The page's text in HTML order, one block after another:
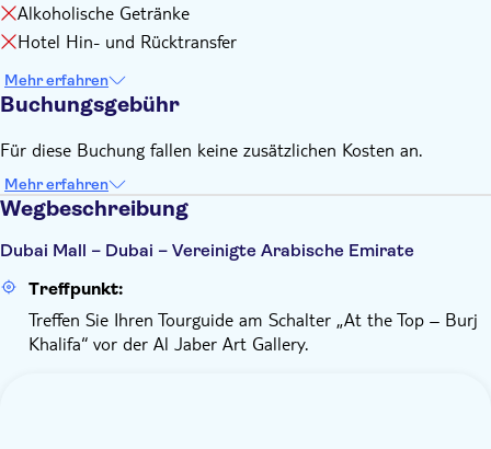
Alkoholische Getränke
Hotel Hin- und Rücktransfer
Mehr erfahren
Buchungsgebühr
Für diese Buchung fallen keine zusätzlichen Kosten an.
Mehr erfahren
Wegbeschreibung
Dubai Mall – Dubai – Vereinigte Arabische Emirate
Treffpunkt:
Treffen Sie Ihren Tourguide am Schalter „At the Top – Burj
Khalifa“ vor der Al Jaber Art Gallery.